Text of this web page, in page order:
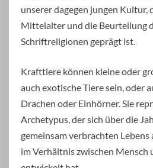
unserer dagegen jungen Kultur,
Mittelalter und die Beurteilung
Schriftreligionen geprägt ist.
Krafttiere können kleine oder
auch exotische Tiere sein, oder
Drachen oder Einhörner. Sie
Archetypus, der sich über die
gemeinsam verbrachten
im Verhältnis zwischen Mensch